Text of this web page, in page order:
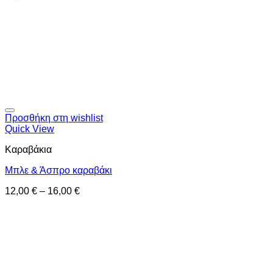
Προσθήκη στη wishlist
Quick View
Καραβάκια
Μπλε & Άσπρο καραβάκι
12,00 € – 16,00 €